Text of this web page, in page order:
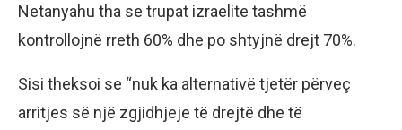
Netanyahu tha se trupat izraelite tashmë
kontrollojnë rreth 60% dhe po shtyjnë drejt 70%.
Sisi theksoi se “nuk ka alternativë tjetër përveç
arritjes së një zgjidhjeje të drejtë dhe të